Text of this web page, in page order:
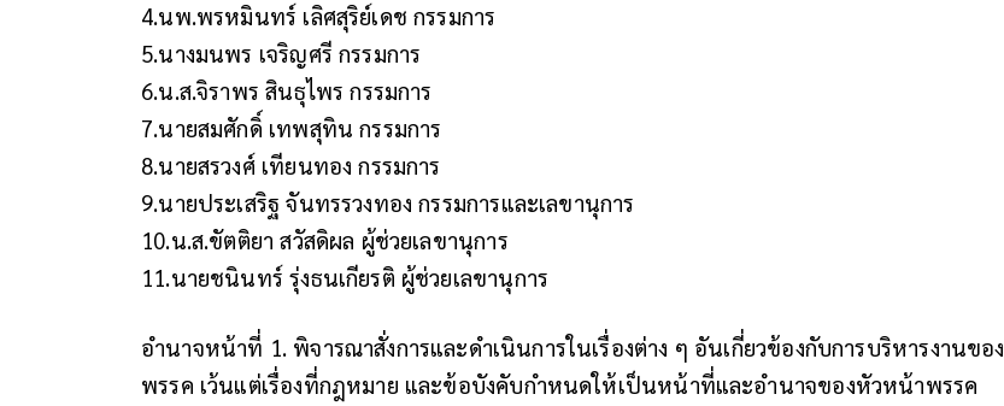
4.นพ.พรหมินทร์ เลิศสุริย์เดช กรรมการ
5.นางมนพร เจริญศรี กรรมการ
6.น.ส.จิราพร สินธุไพร กรรมการ
7.นายสมศักดิ์ เทพสุทิน กรรมการ
8.นายสรวงศ์ เทียนทอง กรรมการ
9.นายประเสริฐ จันทรรวงทอง กรรมการและเลขานุการ
10.น.ส.ขัตติยา สวัสดิผล ผู้ช่วยเลขานุการ
11.นายชนินทร์ รุ่งธนเกียรติ ผู้ช่วยเลขานุการ
อำนาจหน้าที่ 1. พิจารณาสั่งการและดำเนินการในเรื่องต่าง ๆ อันเกี่ยวข้องกับการบริหารงานของ
พรรค เว้นแต่เรื่องที่กฎหมาย และข้อบังคับกำหนดให้เป็นหน้าที่และอำนาจของหัวหน้าพรรค